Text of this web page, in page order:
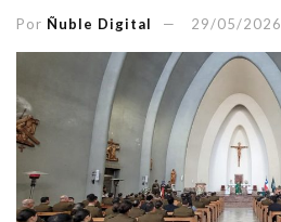
Por Ñuble Digital 29/05/2026